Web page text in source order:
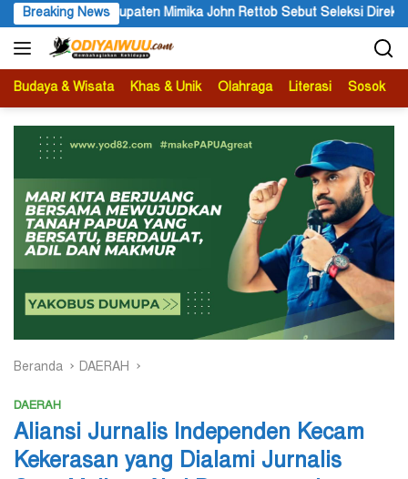
Langsung
ke
konten
Breaking News
Mimika John Rettob Sebut Seleksi Direksi PT MAS Wajib Lewat
Budaya & Wisata Khas & Unik Olahraga Literasi Sosok
Beranda DAERAH
DAERAH
Aliansi Jurnalis Independen Kecam
Kekerasan yang Dialami Jurnalis